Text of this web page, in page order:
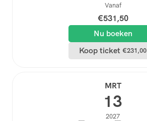
Vanaf
€531,50
Nu boeken
Koop ticket €231,00
MRT
13
2027